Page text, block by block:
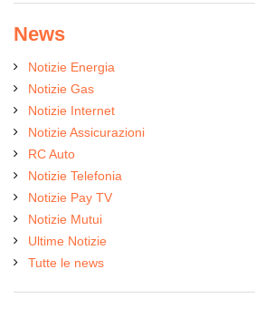
News
Notizie Energia
Notizie Gas
Notizie Internet
Notizie Assicurazioni
RC Auto
Notizie Telefonia
Notizie Pay TV
Notizie Mutui
Ultime Notizie
Tutte le news